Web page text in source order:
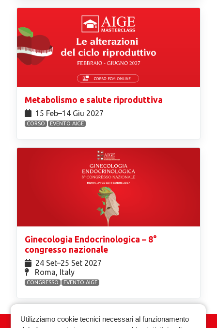
Metabolismo e salute riproduttiva
15 Feb⁠–14 Giu 2027
CORSO EVENTO AIGE
Ginecologia Endocrinologica – 8°
congresso nazionale
24 Set⁠–25 Set 2027
Roma, Italy
CONGRESSO EVENTO AIGE
Utilizziamo cookie tecnici necessari al funzionamento